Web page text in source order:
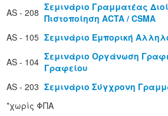
AS - 208 Σεμινάριο Γραμματέας
Πιστοποίηση ACTA / CSMA
AS - 105 Σεμινάριο Εμπορική
AS - 104 Σεμινάριο Οργάνωση
Γραφείου
AS - 203 Σεμινάριο Σύγχρονη
*χωρίς ΦΠΑ